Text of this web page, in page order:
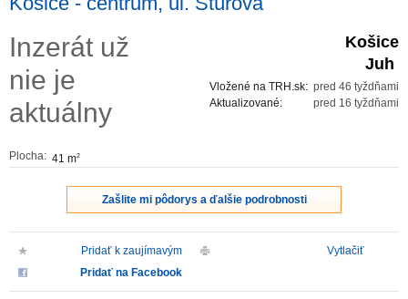
REKLAMA
PARTNERI
OBCHODNÉ PODMIENKY
PRIPOMIENKY
Inzerát už
nie je
aktuálny
Plocha: 41 m2
Košice
Juh
pred 46 tyždňami
Vložené na TRH.sk:
pred 16 tyždňami
Aktualizované:
Zašlite mi pôdorys a ďalšie podrobnosti
Pridať k zaujímavým
Vytlačiť
Pridať na Facebook